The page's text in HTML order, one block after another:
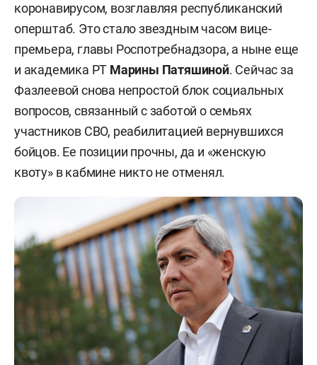
коронавирусом, возглавляя республиканский
оперштаб. Это стало звездным часом вице-
премьера, главы Роспотребнадзора, а ныне еще
и академика РТ Марины Патяшиной. Сейчас за
Фазлеевой снова непростой блок социальных
вопросов, связанный с заботой о семьях
участников СВО, реабилитацией вернувшихся
бойцов. Ее позиции прочны, да и «женскую
квоту» в кабмине никто не отменял.